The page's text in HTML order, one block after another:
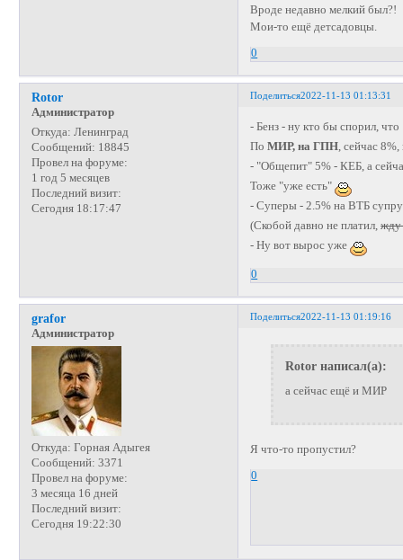
Вроде недавно мелкий был?!
Мои-то ещё детсадовцы.
0
Поделиться2022-11-13 01:13:31
Rotor
Администратор
Откуда: Ленинград
Сообщений: 18845
Провел на форуме:
1 год 5 месяцев
Последний визит:
Сегодня 18:17:47
- Бенз - ну кто бы спорил,
ПоМИР, на ГПН, сейчас
- "Общепит" 5% - КЕБ, а
Тоже "уже есть"
- Суперы - 2.5% на ВТБ
(Скобой давно не платил,жду
- Ну вот вырос уже
0
Поделиться2022-11-13 01:19:16
grafor
Администратор
Откуда: Горная Адыгея
Сообщений: 3371
Провел на форуме:
3 месяца 16 дней
Последний визит:
Сегодня 19:22:30
Rotor написал(а):
а сейчас ещё и МИР
Я что-то пропустил?
0